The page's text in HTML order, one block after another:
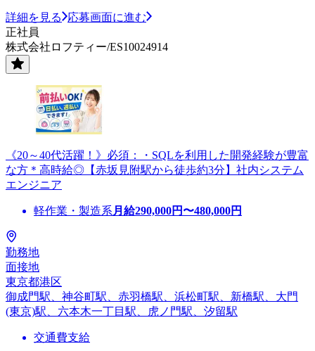
詳細を見る
応募画面に進む
正社員
株式会社ロフティー/ES10024914
《20～40代活躍！》必須：・SQLを利用した開発経験が豊富
な方＊高時給◎【赤坂見附駅から徒歩約3分】社内システム
エンジニア
軽作業・製造系 月給290,000円〜480,000円
勤務地
面接地
東京都港区
御成門駅、神谷町駅、赤羽橋駅、浜松町駅、新橋駅、大門
(東京)駅、六本木一丁目駅、虎ノ門駅、汐留駅
交通費支給